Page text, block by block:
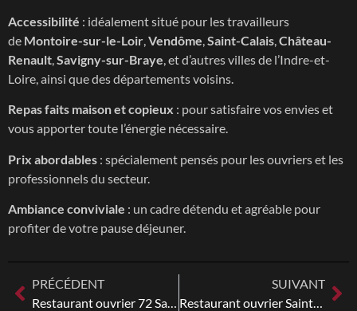
Accessibilité : idéalement situé pour les travailleurs
de Montoire-sur-le-Loir,Vendôme,Saint-Calais,Château-
Renault,Savigny-sur-Braye, et d’autres villes de l’Indre-et-
Loire, ainsi que des départements voisins.
Repas faits maison et copieux : pour satisfaire vos envies et
vous apporter toute l’énergie nécessaire.
Prix abordables : spécialement pensés pour les ouvriers et les
professionnels du secteur.
Ambiance conviviale : un cadre détendu et agréable pour
profiter de votre pause déjeuner.
PRÉCÉDENT
SUIVANT
Restaurant ouvrier Saint-Amand-Longpré